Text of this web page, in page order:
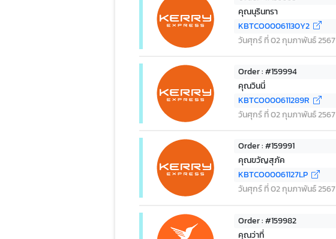
คุณนุรินทรา
KBTCO00061130Y2
วันศุกร์ ที่ 02 กุมภาพันธ์ 2567
Order : #159994
คุณวินนี่
KBTCO000611289R
วันศุกร์ ที่ 02 กุมภาพันธ์ 2567
Order : #159991
คุณขวัญสุภัค
KBTCO00061127LP
วันศุกร์ ที่ 02 กุมภาพันธ์ 2567
Order : #159982
คุณว่าที่